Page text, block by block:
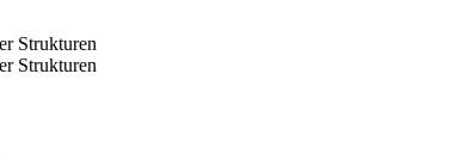
Strukturen
Strukturen